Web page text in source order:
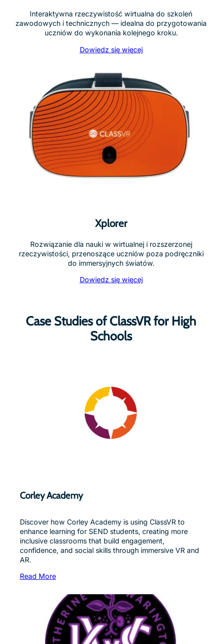
Interaktywna rzeczywistość wirtualna do szkoleń
zawodowych i technicznych — idealna do przygotowania
uczniów do wykonania kolejnego kroku.
Dowiedz się więcej
Xplorer
Rozwiązanie dla nauki w wirtualnej i rozszerzonej
rzeczywistości, przenoszące uczniów poza podręczniki
do immersyjnych światów.
Dowiedz się więcej
Case Studies of ClassVR for High
Schools
Corley Academy
Discover how Corley Academy is using ClassVR to
enhance learning for SEND students, creating more
inclusive classrooms that build engagement,
confidence, and social skills through immersive VR and
AR.
Read More